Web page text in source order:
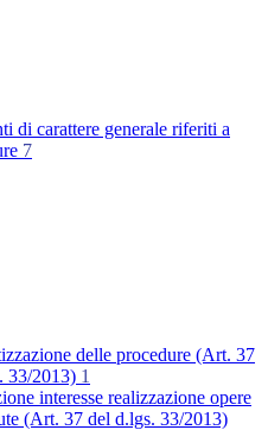
di carattere generale riferiti a
7
delle procedure (Art. 37
33/2013) 1
interesse realizzazione opere
(Art. 37 del d.lgs. 33/2013)